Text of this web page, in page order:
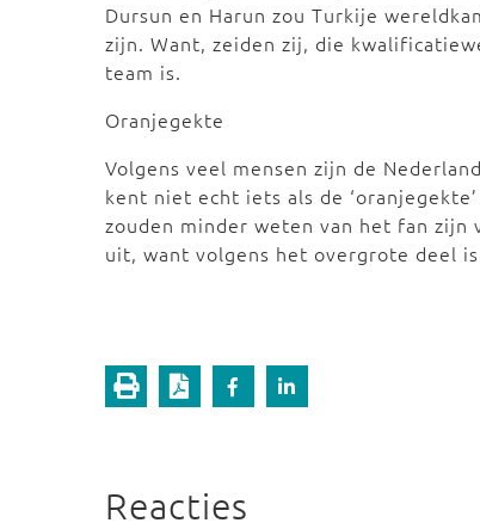
Dursun en Harun zou Turkije
zijn. Want, zeiden zij, die
team is.
Oranjegekte
Volgens veel mensen zijn de
kent niet echt iets als de
zouden minder weten van het fan zijn
uit, want volgens het overgrote deel
Reacties